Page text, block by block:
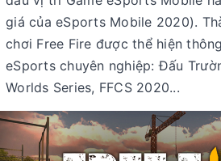
giá của eSports Mobile 2020).
chơi Free Fire được thể hiện
eSports chuyên nghiệp: Đấu
Worlds Series, FFCS 2020...